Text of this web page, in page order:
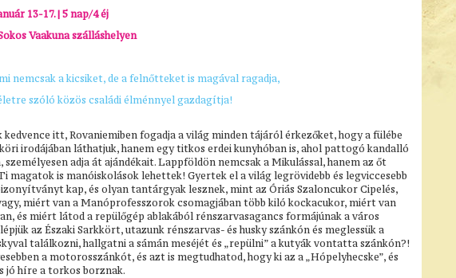
13-17. | 5 nap/4 éj
Vaakuna szálláshelyen
nemcsak a kicsiket, de a felnőtteket is magával ragadja,
szóló közös családi élménnyel gazdagítja!
itt, Rovaniemiben fogadja a világ minden tájáról érkezőket, hogy a fülébe
irodájában láthatjuk, hanem egy titkos erdei kunyhóban is, ahol pattogó kandalló
adja át ajándékait. Lappföldön nemcsak a Mikulással, hanem az őt
is manóiskolások lehettek! Gyertek el a világ legrövidebb és legviccesebb
kap, és olyan tantárgyak lesznek, mint az Óriás Szaloncukor Cipelés,
miért van a Manóprofesszorok csomagjában több kiló kockacukor, miért van
és miért látod a repülőgép ablakából rénszarvasagancs formájúnak a város
az Északi Sarkkört, utazunk rénszarvas- és husky szánkón és meglessük a
találkozni, hallgatni a sámán meséjét és „repülni” a kutyák vontatta szánkón?!
a motorosszánkót, és azt is megtudhatod, hogy ki az a „Hópelyhecske”, és
jó híre a torkos borznak.